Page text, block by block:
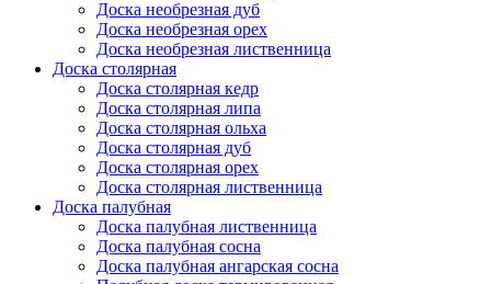
Доска необрезная дуб
Доска необрезная орех
Доска необрезная лиственница
Доска столярная
Доска столярная кедр
Доска столярная липа
Доска столярная ольха
Доска столярная дуб
Доска столярная орех
Доска столярная лиственница
Доска палубная
Доска палубная лиственница
Доска палубная сосна
Доска палубная ангарская сосна